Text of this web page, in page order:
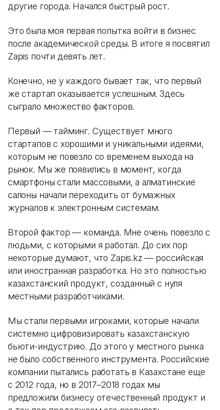
другие города. Начался быстрый рост.
Это была моя первая попытка войти в бизнес
после академической среды. В итоге я посвятил
Zapis почти девять лет.
Конечно, не у каждого бывает так, что первый
же стартап оказывается успешным. Здесь
сыграло множество факторов.
Первый — тайминг. Существует много
стартапов с хорошими и уникальными идеями,
которым не повезло со временем выхода на
рынок. Мы же появились в момент, когда
смартфоны стали массовыми, а алматинские
салоны начали переходить от бумажных
журналов к электронным системам.
Второй фактор — команда. Мне очень повезло с
людьми, с которыми я работал. До сих пор
некоторые думают, что Zapis.kz — российская
или иностранная разработка. Но это полностью
казахстанский продукт, созданный с нуля
местными разработчиками.
Мы стали первыми игроками, которые начали
системно цифровизировать казахстанскую
бьюти-индустрию. До этого у местного рынка
не было собственного инструмента. Российские
компании пытались работать в Казахстане еще
с 2012 года, но в 2017–2018 годах мы
предложили бизнесу отечественный продукт и